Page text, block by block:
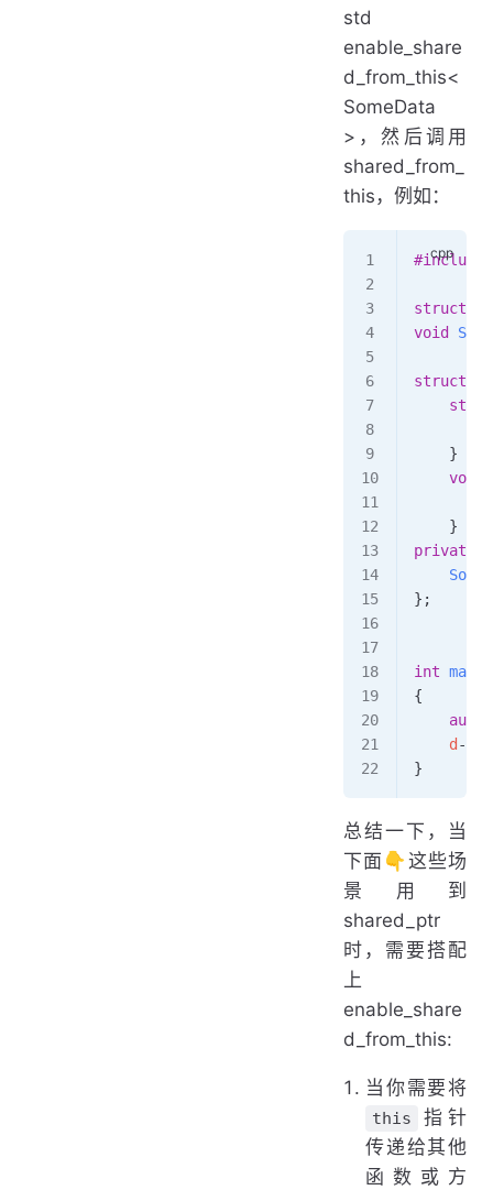
std
enable_share
d_from_this<
SomeData
>，然后调用
shared_from_
this，例如：
#include
struct
void
struct
    }
    void
    }
private:
};
int main
{
    auto
    d
->
}
总结一下，当
下面👇这些场
景用到
shared_ptr
时，需要搭配
上
enable_share
d_from_this:
当你需要将
this
指针
传递给其他
函数或方